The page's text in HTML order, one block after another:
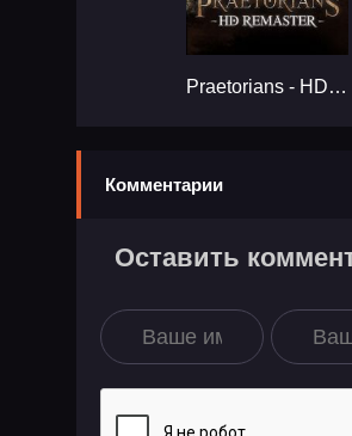
Praetorians - HD Remaster...
Комментарии
Оставить